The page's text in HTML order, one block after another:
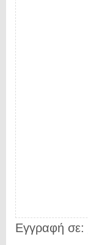
Εγγραφή σε: